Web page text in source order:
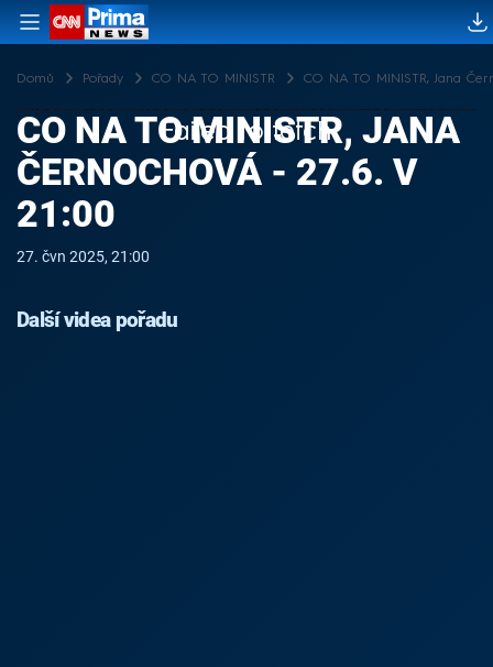
Domů Pořady CO NA TO MINISTR CO NA TO MINISTR, Jana
Failed to fetch
CO NA TO MINISTR, JANA
ČERNOCHOVÁ - 27.6. V
21:00
27. čvn 2025, 21:00
Další videa pořadu